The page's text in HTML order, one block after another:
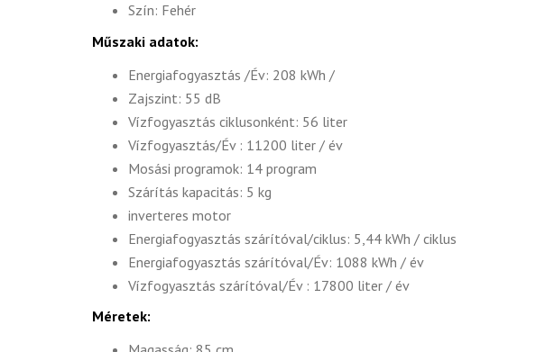
Szín: Fehér
Műszaki adatok:
Energiafogyasztás /Év: 208 kWh /
Zajszint: 55 dB
Vízfogyasztás ciklusonként: 56 liter
Vízfogyasztás/Év : 11200 liter / év
Mosási programok: 14 program
Szárítás kapacitás: 5 kg
inverteres motor
Energiafogyasztás szárítóval/ciklus: 5,44 kWh / ciklus
Energiafogyasztás szárítóval/Év: 1088 kWh / év
Vízfogyasztás szárítóval/Év : 17800 liter / év
Méretek: